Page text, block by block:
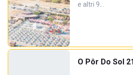
e altri 9…
O Pôr Do Sol